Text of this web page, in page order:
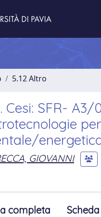
5.12 Altro
Cesi: SFR-
GIOVANNI
completa